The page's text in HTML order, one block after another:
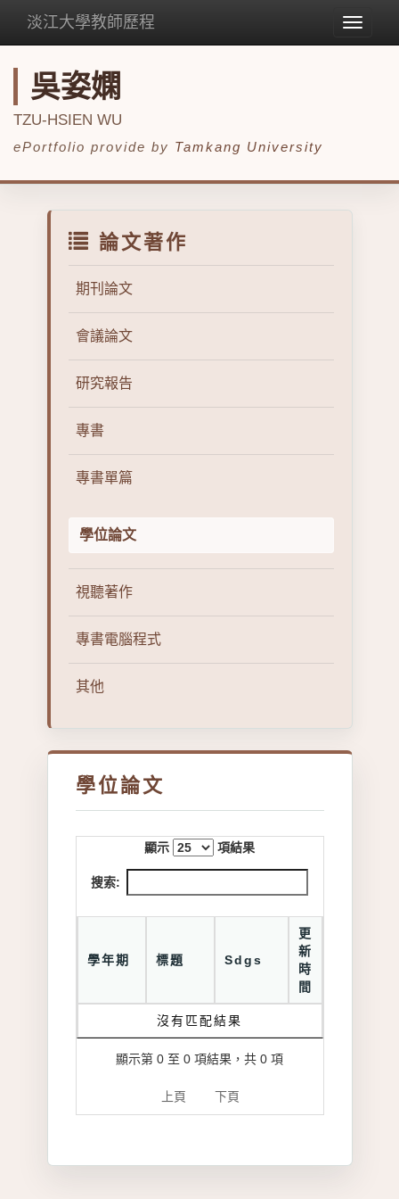
Toggle
淡江大學教師歷程
吳姿嫻
TZU-HSIEN WU
ePortfolio provide by Tamkang University
論文著作
期刊論文
會議論文
研究報告
專書
專書單篇
學位論文
視聽著作
專書電腦程式
其他
學位論文
顯示 項結果
搜索:
學年期 標題 Sdgs
更
新
時
間
沒有匹配結果
顯示第 0 至 0 項結果，共 0 項
上頁 下頁